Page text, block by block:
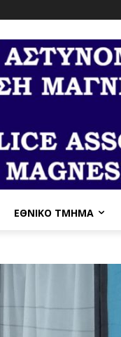
ΕΘΝΙΚΌ ΤΜΉΜΑ